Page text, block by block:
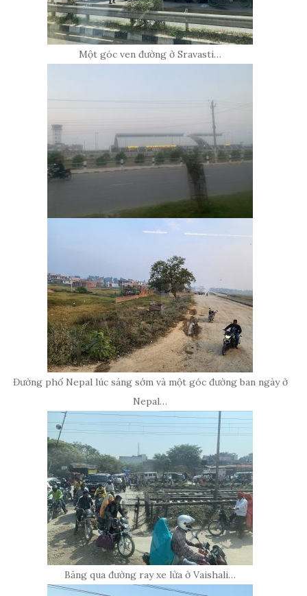
Một góc ven đường ở Sravasti…
Đường phố Nepal lúc sáng sớm và một góc đường ban ngày ở
Nepal…
Băng qua đường ray xe lửa ở Vaishali…